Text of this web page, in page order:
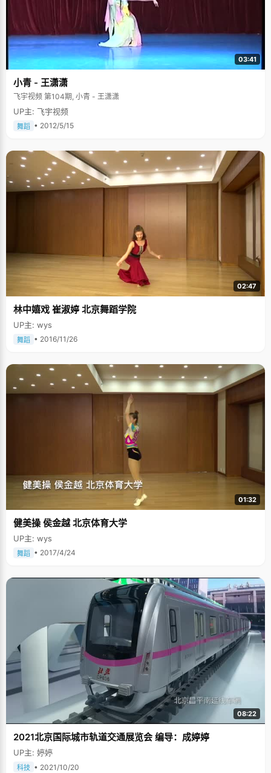
03:41
小青 - 王潇潇
飞宇视频 第104期, 小青 - 王潇潇
UP主: 飞宇视频
舞蹈 • 2012/5/15
02:47
林中嬉戏 崔淑婷 北京舞蹈学院
UP主: wys
舞蹈 • 2016/11/26
01:32
健美操 侯金越 北京体育大学
UP主: wys
舞蹈 • 2017/4/24
08:22
2021北京国际城市轨道交通展览会 编导：成婷婷
UP主: 婷婷
科技 • 2021/10/20